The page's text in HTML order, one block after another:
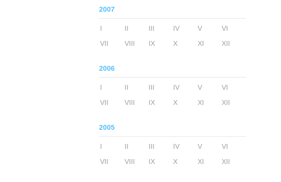
2007
I II III IV V
VI
VII
VIII IX X XI XII
2006
I II III IV V
VI
VII
VIII IX X XI XII
2005
I II III IV V
VI
VII
VIII IX X XI XII